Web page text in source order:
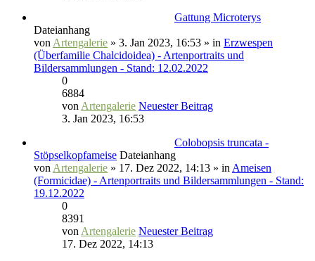
Gattung Microterys
Dateianhang
von Artengalerie » 3. Jan 2023, 16:53 » in Erzwespen
(Überfamilie Chalcidoidea) - Artenportraits und
Bildersammlungen - Stand: 12.02.2022
0
6884
von Artengalerie Neuester Beitrag
3. Jan 2023, 16:53
Colobopsis truncata -
Stöpselkopfameise Dateianhang
von Artengalerie » 17. Dez 2022, 14:13 » in Ameisen
(Formicidae) - Artenportraits und Bildersammlungen - Stand:
19.12.2022
0
8391
von Artengalerie Neuester Beitrag
17. Dez 2022, 14:13